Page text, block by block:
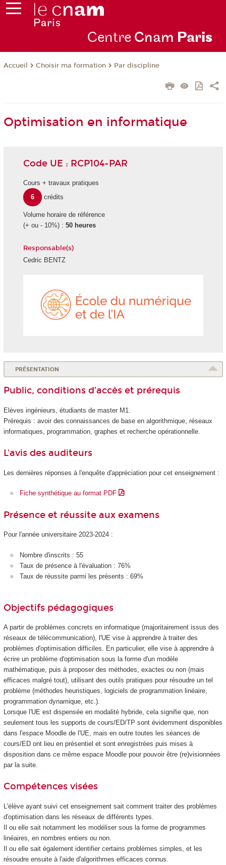
Centre Cnam Paris
Accueil Choisir ma formation Par discipline
Optimisation en informatique
Code UE : RCP104-PAR
Cours + travaux pratiques
6
crédits
Volume horaire de référence
(+ ou - 10%) : 50 heures
Responsable(s)
Cedric BENTZ
PRÉSENTATION
Public, conditions d’accès et prérequis
Elèves ingénieurs, étudiants de master M1.
Prérequis : avoir des connaissances de base en algorithmique, réseaux
informatiques, programmation, graphes et recherche opérationnelle.
L'avis des auditeurs
Les dernières réponses à l'enquête d'appréciation pour cet enseignement :
Fiche synthétique au format PDF
Présence et réussite aux examens
Pour l'année universitaire 2023-2024 :
Nombre d'inscrits : 55
Taux de présence à l'évaluation : 76%
Taux de réussite parmi les présents : 69%
Objectifs pédagogiques
A partir de problèmes concrets en informatique (majoritairement issus des
réseaux de télécommunication), l'UE vise à apprendre à traiter des
problèmes d'optimisation difficiles. En particulier, elle vise à apprendre à
écrire un problème d'optimisation sous la forme d'un modèle
mathématique, puis à proposer des méthodes, exactes ou non (mais
efficaces malgré tout), utilisant des outils pratiques pour résoudre un tel
problème (méthodes heuristiques, logiciels de programmation linéaire,
programmation dynamique, etc.).
Lorsque l'UE est dispensée en modalité hybride, cela signifie que, non
seulement tous les supports de cours/ED/TP sont évidemment disponibles
dans l'espace Moodle de l'UE, mais en outre toutes les séances de
cours/ED ont lieu en présentiel et sont enregistrées puis mises à
disposition dans ce même espace Moodle pour pouvoir être (re)visionnées
par la suite.
Compétences visées
L'élève ayant suivi cet enseignement sait comment traiter des problèmes
d'optimisation dans les réseaux de différents types.
Il ou elle sait notamment les modéliser sous la forme de programmes
linéaires, en nombres entiers ou non.
Il ou elle sait également identifier certains problèmes simples, et les
résoudre ensuite à l'aide d'algorithmes efficaces connus.